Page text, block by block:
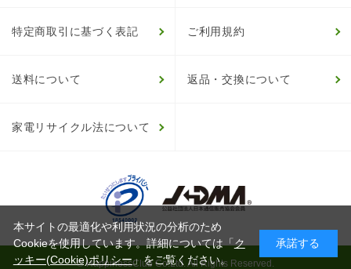
特定商取引に基づく表記 ご利用規約
送料について 返品・交換について
家電リサイクル法について
© HappinessClub Co.Ltd. All Rights Reserved.
本サイトの最適化や利用状況の分析のため
Cookieを使用しています。詳細については「ク
ッキー(Cookie)ポリシー」をご覧ください。
承諾する